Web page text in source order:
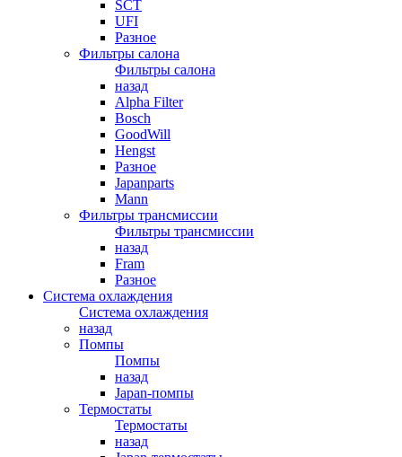
SCT
UFI
Разное
Фильтры салона
Фильтры салона
назад
Alpha Filter
Bosch
GoodWill
Hengst
Разное
Japanparts
Mann
Фильтры трансмиссии
Фильтры трансмиссии
назад
Fram
Разное
Система охлаждения
Система охлаждения
назад
Помпы
Помпы
назад
Japan-помпы
Термостаты
Термостаты
назад